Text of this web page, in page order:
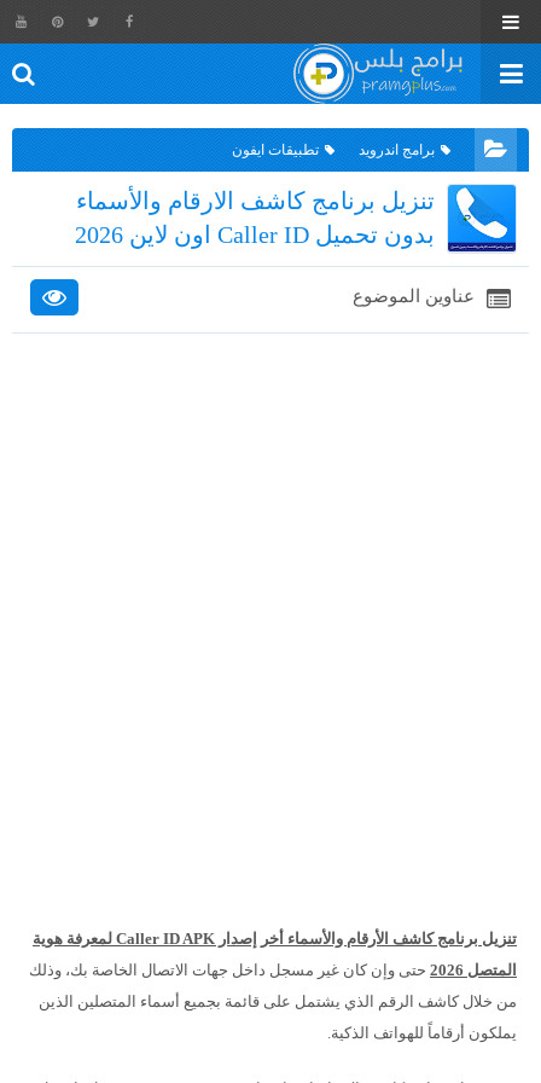
برامج اندرويد تطبيقات ايفون
تنزيل برنامج كاشف الارقام والأسماء
بدون تحميل Caller ID اون لاين 2026
عناوين الموضوع
تنزيل برنامج كاشف الأرقام والأسماء أخر إصدار Caller ID APK لمعرفة هوية
المتصل 2026
حتى وإن كان غير مسجل داخل جهات الاتصال الخاصة بك، وذلك
من خلال كاشف الرقم الذي يشتمل على قائمة بجميع أسماء المتصلين الذين
يملكون أرقاماً للهواتف الذكية.